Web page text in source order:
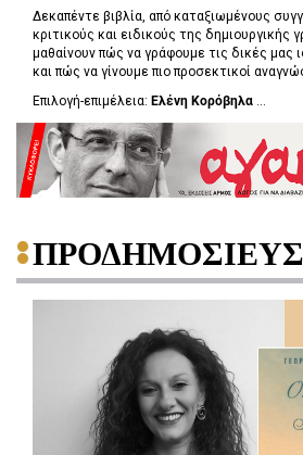
Δεκαπέντε βιβλία, από καταξιωμένους
κριτικούς και ειδικούς της δημιουργικής
μαθαίνουν πώς να γράφουμε τις δικές μας
και πώς να γίνουμε πιο προσεκτικοί
Επιλογή-επιμέλεια: Ελένη Κορόβηλα ...